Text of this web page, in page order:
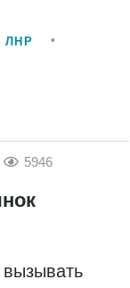
ЛНР
5946